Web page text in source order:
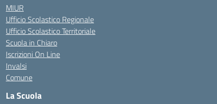
MIUR
Ufficio Scolastico Regionale
Ufficio Scolastico Territoriale
Scuola in Chiaro
Iscrizioni On Line
Invalsi
Comune
La Scuola